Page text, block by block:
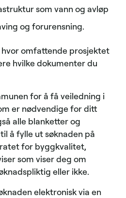
som vann og avløp
og forurensning.
hvor omfattende prosjektet
hvilke dokumenter du
for å få veiledning i
er nødvendige for ditt
alle blanketter og
å fylle ut søknaden på
for byggkvalitet,
som viser deg om
eller ikke.
elektronisk via en